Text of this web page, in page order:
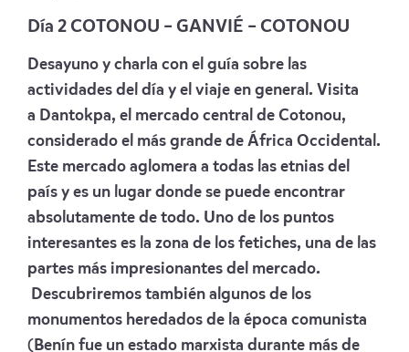
Día 2 COTONOU – GANVIÉ – COTONOU
Desayuno y charla con el guía sobre las
actividades del día y el viaje en general. Visita
a Dantokpa, el mercado central de Cotonou,
considerado el más grande de África Occidental.
Este mercado aglomera a todas las etnias del
país y es un lugar donde se puede encontrar
absolutamente de todo. Uno de los puntos
interesantes es la zona de los fetiches, una de las
partes más impresionantes del mercado.
Descubriremos también algunos de los
monumentos heredados de la época comunista
(Benín fue un estado marxista durante más de